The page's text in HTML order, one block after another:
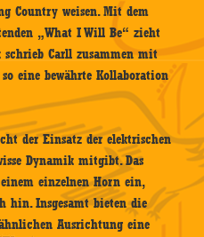
Country weisen. Mit dem
„What I Will Be“ zieht
schrieb Carll zusammen mit
eine bewährte Kollaboration
der Einsatz der elektrischen
Dynamik mitgibt. Das
einzelnen Horn ein,
hin. Insgesamt bieten die
Ausrichtung eine